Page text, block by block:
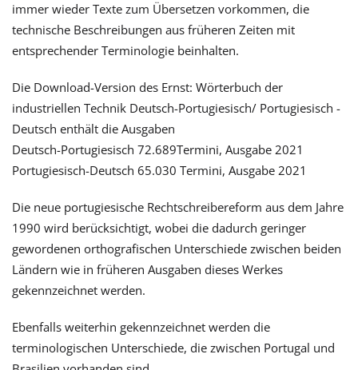
immer wieder Texte zum Übersetzen vorkommen, die
technische Beschreibungen aus früheren Zeiten mit
entsprechender Terminologie beinhalten.
Die Download-Version des Ernst: Wörterbuch der
industriellen Technik Deutsch-Portugiesisch/ Portugiesisch -
Deutsch enthält die Ausgaben
Deutsch-Portugiesisch 72.689Termini, Ausgabe 2021
Portugiesisch-Deutsch 65.030 Termini, Ausgabe 2021
Die neue portugiesische Rechtschreibereform aus dem Jahre
1990 wird berücksichtigt, wobei die dadurch geringer
gewordenen orthografischen Unterschiede zwischen beiden
Ländern wie in früheren Ausgaben dieses Werkes
gekennzeichnet werden.
Ebenfalls weiterhin gekennzeichnet werden die
terminologischen Unterschiede, die zwischen Portugal und